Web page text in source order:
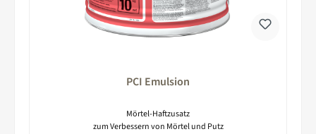
PCI Emulsion
Mörtel-Haftzusatz
zum Verbessern von Mörtel und Putz